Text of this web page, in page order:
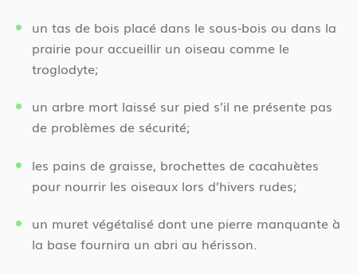
un tas de bois placé dans le sous-bois ou dans la
prairie pour accueillir un oiseau comme le
troglodyte;
un arbre mort laissé sur pied s’il ne présente pas
de problèmes de sécurité;
les pains de graisse, brochettes de cacahuètes
pour nourrir les oiseaux lors d’hivers rudes;
un muret végétalisé dont une pierre manquante à
la base fournira un abri au hérisson.